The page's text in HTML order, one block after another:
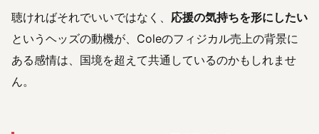
聴ければそれでいいではなく、 応援の気持ちを形にしたい
というヘッズの動機が、Coleのフィジカル売上の背景に
ある感情は、国境を超えて共通しているのかもしれませ
ん。